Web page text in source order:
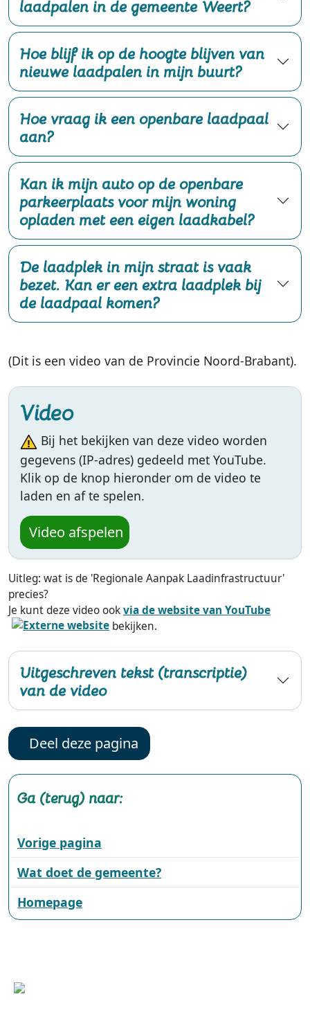
Ga (terug) naar:
Vorige pagina
Wat doet de gemeente?
Homepage
laadpalen in de gemeente Weert?
Hoe blijf ik op de hoogte blijven van
nieuwe laadpalen in mijn buurt?
Hoe vraag ik een openbare laadpaal
aan?
Kan ik mijn auto op de openbare
parkeerplaats voor mijn woning
opladen met een eigen laadkabel?
De laadplek in mijn straat is vaak
bezet. Kan er een extra laadplek bij
de laadpaal komen?
(Dit is een video van de Provincie Noord-Brabant).
Video
Bij het bekijken van deze video worden
gegevens (IP-adres) gedeeld met YouTube.
Klik op de knop hieronder om de video te
laden en af te spelen.
Video afspelen
Uitleg: wat is de 'Regionale Aanpak Laadinfrastructuur'
precies?
Je kunt deze video ookvia de website van YouTube
bekijken.
Uitgeschreven tekst (transcriptie)
van de video
Deel deze pagina